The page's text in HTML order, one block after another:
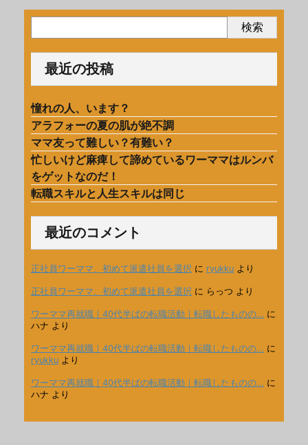
検索
最近の投稿
憧れの人、います？
アラフォーの夏の肌が絶不調
ママ友って難しい？有難い？
忙しいけど麻痺して諦めているワーママはルンバ
をゲットなのだ！
転職スキルと人生スキルは同じ
最近のコメント
正社員ワーママ、初めて派遣社員を選択 に ryukku より
正社員ワーママ、初めて派遣社員を選択 に らっつ より
ワーママ再就職｜40代半ばの転職活動｜転職したものの… に
ハナ より
ワーママ再就職｜40代半ばの転職活動｜転職したものの… に
ryukku より
ワーママ再就職｜40代半ばの転職活動｜転職したものの… に
ハナ より